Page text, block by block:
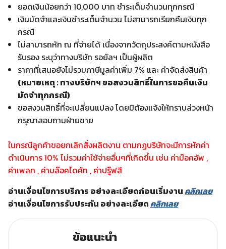
ยอดเงินน้อยกว่า 10,000 บาท ชำระเต็มจำนวนทุกกรณี
เงินมัดจำและเงินชำระเต็มจำนวน ไม่สามารถเรียกคืนเงินทุก
กรณี
ไม่สามารถหัก ณ ที่จ่ายได้ เนื่องจากวัตถุประสงค์ตามหนังสือ
รับรอง ระบุว่าทางบริษัท รอยัลฯ เป็นผู้ผลิต
ราคาที่เสนอยังไม่รวมภาษีมูลค่าเพิ่ม 7% และ ค่าจัดส่งสินค้า
(หมายเหตุ : ทางบริษัทฯ ขอสงวนสิทธิ์ในการขอคืนเงิน
มัดจำทุกกรณี)
ขอสงวนสิทธิ์ที่จะเปลี่ยนแปลง โดยมิต้องแจ้งให้ทราบล่วงหน้า
กรุณาสอบถามฝ่ายขาย
ในกรณีลูกค้าขอยกเลิกสั่งผลิตงาน ตามกฏบริษัทจะมีการหักค่า
ดำเนินการ 10% ไม่รวมค่าใช้จ่ายอื่นๆที่เกิดขึ้น เช่น ค่าม๊อคอัพ ,
ค่าเพลท , ค่าบล๊อคไดคัท , ค่าปรู๊ฟสี
อ่านเงื่อนไขการบริการ อย่างละเอียดก่อนเริ่มงานคลิกเลย
อ่านเงื่อนไขการรับประกัน อย่างละเอียดคลิกเลย
ข้อแนะนำ